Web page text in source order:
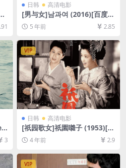
日韩 高清电影
[男与女]남과여 (2016)[百度网
盘+迅雷云盘资源1080P超清
未删减][MP4/6.6GB][韩语中
字]
5 年前 2.85
3
VIP
日韩 高清电影
[祇园歌女]祇園囃子 (1953)[百
度网盘+迅雷云盘资源1080P
超清未删减][MP4/3.7GB][中
文字幕]
4 年前 2.9
VIP